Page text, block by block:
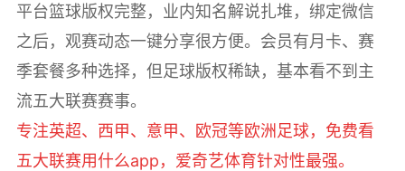
平台篮球版权完整，业内知名解说扎堆，绑定微信
之后，观赛动态一键分享很方便。会员有月卡、赛
季套餐多种选择，但足球版权稀缺，基本看不到主
流五大联赛赛事。
专注英超、西甲、意甲、欧冠等欧洲足球，免费看
五大联赛用什么app，爱奇艺体育针对性最强。